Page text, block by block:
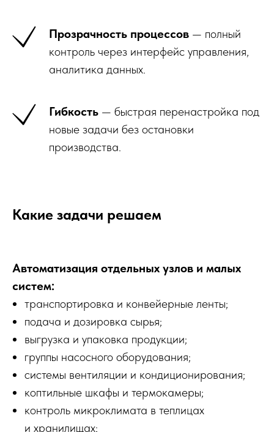
Прозрачность процессов — полный
контроль через интерфейс управления,
аналитика данных.
Гибкость — быстрая перенастройка под
новые задачи без остановки
производства.
Какие задачи решаем
Автоматизация отдельных узлов и малых
систем:
транспортировка и конвейерные ленты;
подача и дозировка сырья;
выгрузка и упаковка продукции;
группы насосного оборудования;
системы вентиляции и кондиционирования;
коптильные шкафы и термокамеры;
контроль микроклимата в теплицах
и хранилищах;